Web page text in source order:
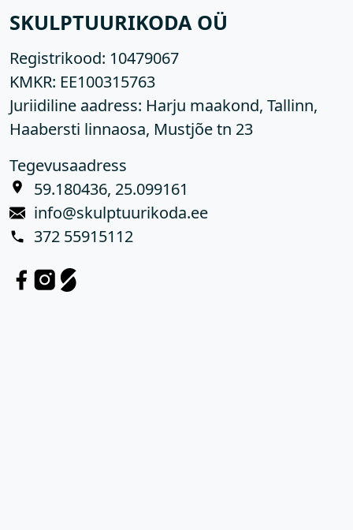
SKULPTUURIKODA OÜ
Registrikood: 10479067
KMKR: EE100315763
Juriidiline aadress: Harju maakond, Tallinn,
Haabersti linnaosa, Mustjõe tn 23
Tegevusaadress
59.180436, 25.099161
info@skulptuurikoda.ee
372 55915112